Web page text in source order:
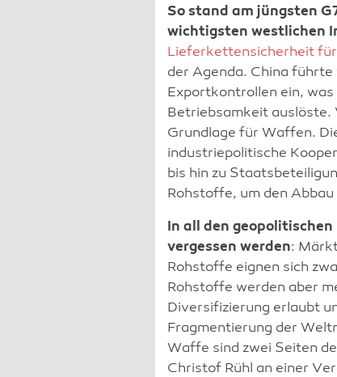
So stand am jüngsten
wichtigsten westlichen
Lieferkettensicherheit
der Agenda. China
Exportkontrollen ein,
Betriebsamkeit auslöste.
Grundlage für Waffen.
industriepolitische
bis hin zu
Rohstoffe, um den
In all den
vergessen werden:
Rohstoffe eignen sich
Rohstoffe werden aber
Diversifizierung erlaubt
Fragmentierung der
Waffe sind zwei Seiten
Christof Rühl an einer